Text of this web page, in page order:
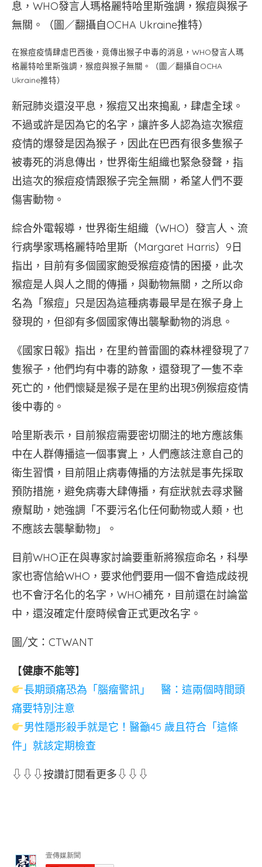
在猴痘疫情肆虐巴西後，竟傳出猴子中毒的消息，WHO發言人瑪
格麗特哈里斯強調，猴痘與猴子無關。（圖／翻攝自OCHA
Ukraine推特）
新冠肺炎還沒平息，猴痘又出來搗亂，肆虐全球。
不過或許是因為它的名字，讓許多人認為這次猴痘
疫情的爆發是因為猴子，因此在巴西有很多隻猴子
被毒死的消息傳出，世界衛生組織也緊急發聲，指
出這次的猴痘疫情跟猴子完全無關，希望人們不要
傷害動物。
綜合外電報導，世界衛生組織（WHO）發言人、流
行病學家瑪格麗特哈里斯（Margaret Harris）9日
指出，目前有多個國家飽受猴痘疫情的困擾，此次
猴痘是人與人之間的傳播，與動物無關，之所以命
名為「猴痘」只是因為這種病毒最早是在猴子身上
發現的，但卻有多個國家傳出襲擊動物的消息。
《國家日報》指出，在里約普雷圖的森林裡發現了7
隻猴子，他們均有中毒的跡象，還發現了一隻不幸
死亡的，他們懷疑是猴子是在里約出現3例猴痘疫情
後中毒的。
哈里斯表示，目前猴痘需要密切關注的地方應該集
中在人群傳播這一個事實上，人們應該注意自己的
衛生習慣，目前阻止病毒傳播的方法就是事先採取
預防措施，避免病毒大肆傳播，有症狀就去尋求醫
療幫助，她強調「不要污名化任何動物或人類，也
不應該去襲擊動物」。
目前WHO正在與專家討論要重新將猴痘命名，科學
家也寄信給WHO，要求他們要用一個不會造成歧視
也不會汙名化的名字，WHO補充，目前還在討論當
中，還沒確定什麼時候會正式更改名字。
圖/文：CTWANT
【健康不能等】
長期頭痛恐為「腦瘤警訊」 醫：這兩個時間頭
痛要特別注意
男性隱形殺手就是它！醫籲45 歲且符合「這條
件」就該定期檢查
⇩⇩⇩按讚訂閱看更多⇩⇩⇩